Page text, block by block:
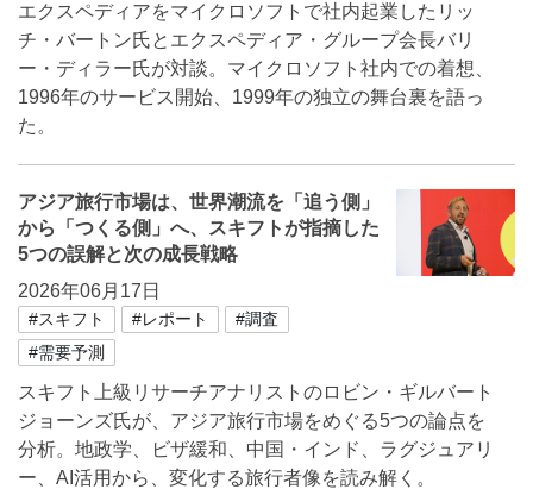
エクスペディアをマイクロソフトで社内起業したリッ
チ・バートン氏とエクスペディア・グループ会長バリ
ー・ディラー氏が対談。マイクロソフト社内での着想、
1996年のサービス開始、1999年の独立の舞台裏を語っ
た。
アジア旅行市場は、世界潮流を「追う側」
から「つくる側」へ、スキフトが指摘した
5つの誤解と次の成長戦略
2026年06月17日
#スキフト #レポート
#調査
#需要予測
スキフト上級リサーチアナリストのロビン・ギルバート
ジョーンズ氏が、アジア旅行市場をめぐる5つの論点を
分析。地政学、ビザ緩和、中国・インド、ラグジュアリ
ー、AI活用から、変化する旅行者像を読み解く。